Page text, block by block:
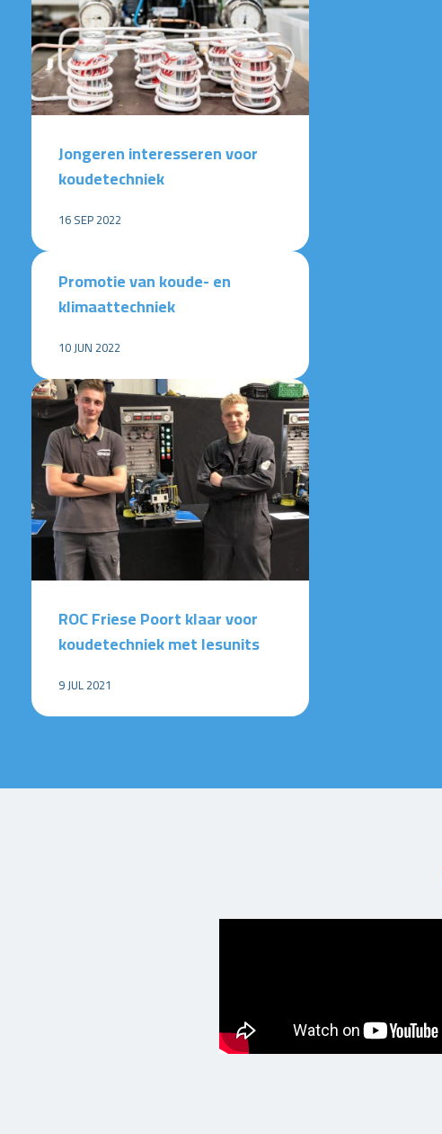
Jongeren interesseren voor
koudetechniek
16 SEP 2022
Promotie van koude- en
klimaattechniek
10 JUN 2022
ROC Friese Poort klaar voor
koudetechniek met lesunits
9 JUL 2021